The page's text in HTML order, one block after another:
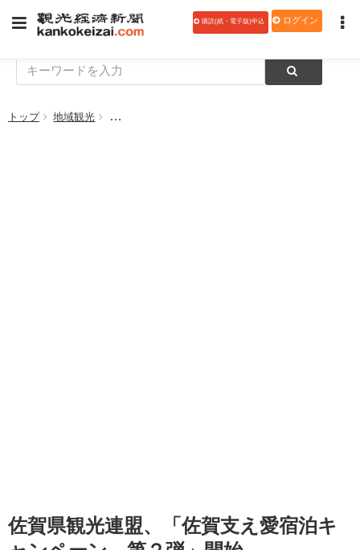
購読(紙・電子版)申込 ログイン
トップ 地域観光 佐賀県観光連盟、「佐賀支え愛宿泊キャンペーン
佐賀県観光連盟、「佐賀支え愛宿泊キ